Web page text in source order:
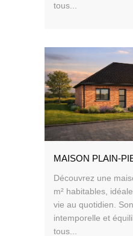
tous...
MAISON PLAIN-
Découvrez une
m² habitables,
vie au quotidien.
intemporelle et
tous...